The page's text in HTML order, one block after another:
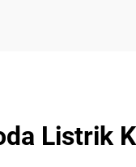
Listrik